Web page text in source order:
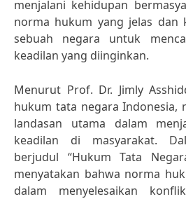
menjalani kehidupan
norma hukum yang jelas dan
sebuah negara untuk
keadilan yang diinginkan.
Menurut Prof. Dr. Jimly
hukum tata negara Indonesia,
landasan utama dalam
keadilan di masyarakat.
berjudul “Hukum Tata
menyatakan bahwa norma
dalam menyelesaikan